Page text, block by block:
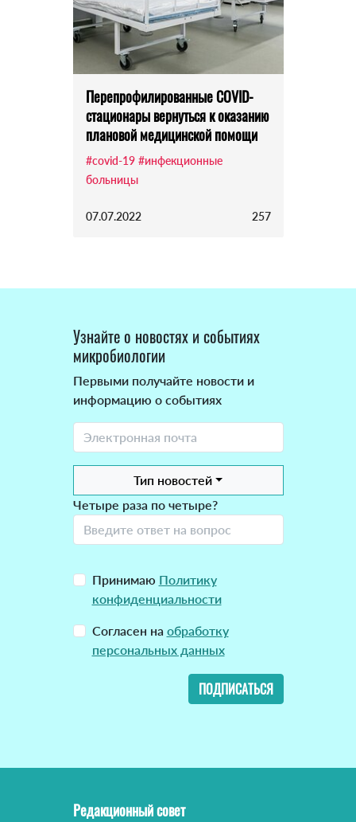
Перепрофилированные COVID-
стационары вернуться к оказанию
плановой медицинской помощи
#covid-19 #инфекционные
больницы
07.07.2022 257
Узнайте о новостях и событиях
микробиологии
Первыми получайте новости и
информацию о событиях
Тип новостей
Четыре раза по четыре?
Принимаю Политику
конфиденциальности
Согласен на обработку
персональных данных
ПОДПИСАТЬСЯ
Редакционный совет